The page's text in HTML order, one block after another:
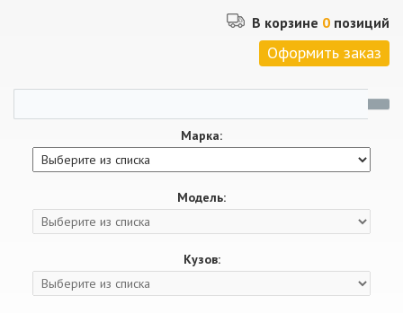
В корзине 0 позиций
Оформить заказ
Марка:
Модель:
Кузов: